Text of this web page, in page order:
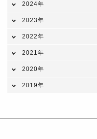
2024年
2023年
2022年
2021年
2020年
2019年